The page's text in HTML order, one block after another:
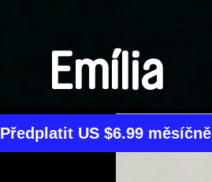
Emília
Předplatit US $6.99 měsíčně